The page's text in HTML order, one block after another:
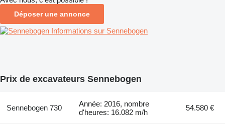
Déposer une annonce
Informations sur Sennebogen
Prix de excavateurs Sennebogen
Sennebogen 730
Année: 2016, nombre
d'heures: 16.082 m/h
54.580 €